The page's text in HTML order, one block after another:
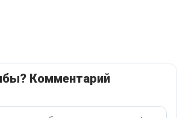
Комментарий